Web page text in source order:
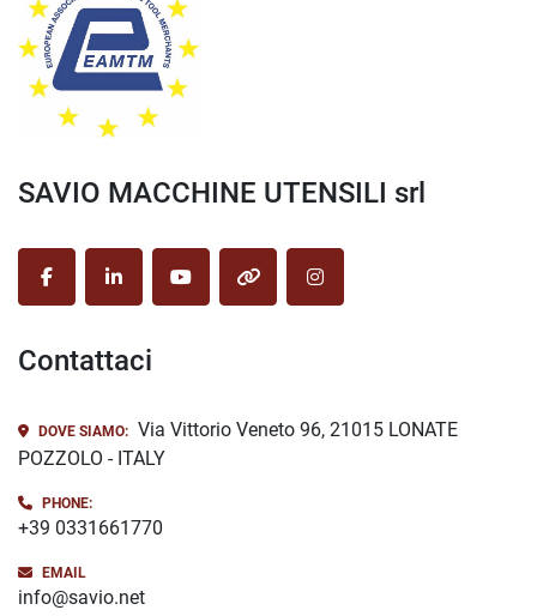
SAVIO MACCHINE UTENSILI srl
facebooklinkedinyoutubeother instagram
Contattaci
DOVE SIAMO: Via Vittorio Veneto 96, 21015 LONATE
POZZOLO - ITALY
PHONE:
+39 0331661770
EMAIL
info@savio.net